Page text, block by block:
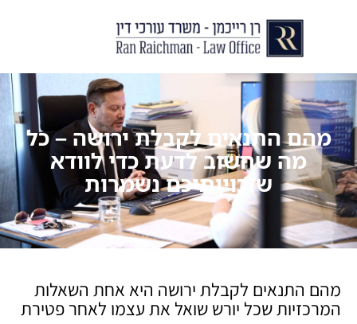
מהם התנאים לקבלת ירושה – כל
מה שחשוב לדעת כדי לוודא
שזכויותיכם נשמרות
מהם התנאים לקבלת ירושה היא אחת השאלות
המרכזיות שכל יורש שואל את עצמו לאחר פטירת